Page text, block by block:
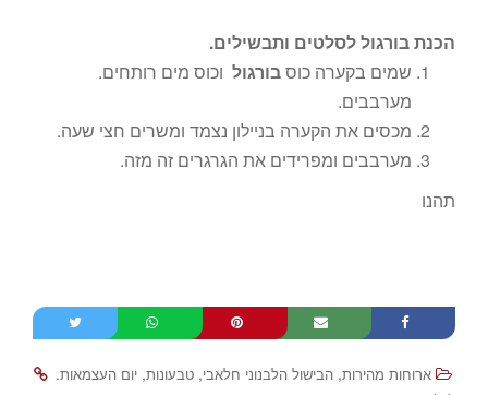
הכנת בורגול לסלטים ותבשילים.
שמים בקערה כוסבורגול וכוס מים רותחים.
מערבבים.
מכסים את הקערה בניילון נצמד ומשרים חצי שעה.
מערבבים ומפרידים את הגרגרים זה מזה.
תהנו
ארוחות מהירות, הבישול הלבנוני חלאבי, טבעונות, יום העצמאות.